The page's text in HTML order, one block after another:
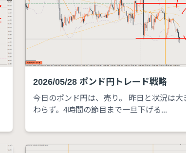
2026/05/28 ポンド円トレード戦略
今日のポンド円は、売り。 昨日と状況は大
わらず。4時間の節目まで一旦下げる...